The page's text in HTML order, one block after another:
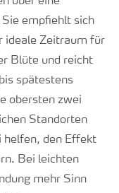
empfiehlt sich
ideale Zeitraum für
Blüte und reicht
spätestens
obersten zwei
Standorten
helfen, den Effekt
Bei leichten
mehr Sinn